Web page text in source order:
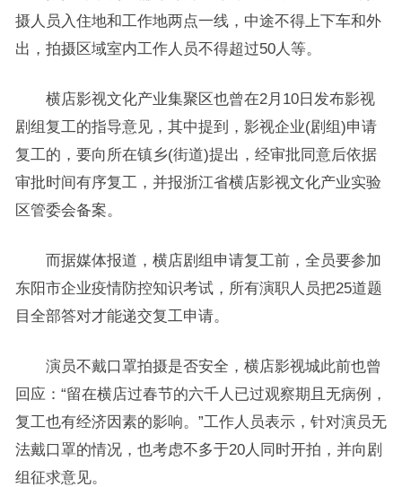
摄人员入住地和工作地两点一线，中途不得上下车和外
出，拍摄区域室内工作人员不得超过50人等。
横店影视文化产业集聚区也曾在2月10日发布影视
剧组复工的指导意见，其中提到，影视企业(剧组)申请
复工的，要向所在镇乡(街道)提出，经审批同意后依据
审批时间有序复工，并报浙江省横店影视文化产业实验
区管委会备案。
而据媒体报道，横店剧组申请复工前，全员要参加
东阳市企业疫情防控知识考试，所有演职人员把25道题
目全部答对才能递交复工申请。
演员不戴口罩拍摄是否安全，横店影视城此前也曾
回应：“留在横店过春节的六千人已过观察期且无病例，
复工也有经济因素的影响。”工作人员表示，针对演员无
法戴口罩的情况，也考虑不多于20人同时开拍，并向剧
组征求意见。